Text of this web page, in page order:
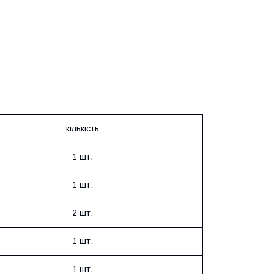
кількість
1 шт.
1 шт.
2 шт.
1 шт.
1 шт.